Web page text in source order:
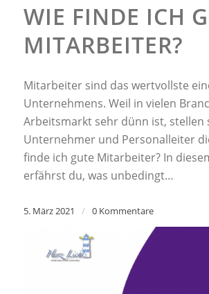
WIE FINDE ICH
MITARBEITER?
Mitarbeiter sind das wertvollste
Unternehmens. Weil in vielen
Arbeitsmarkt sehr dünn ist, stellen
Unternehmer und Personalleiter
finde ich gute Mitarbeiter? In
erfährst du, was unbedingt…
5. März 2021 / 0 Kommentare